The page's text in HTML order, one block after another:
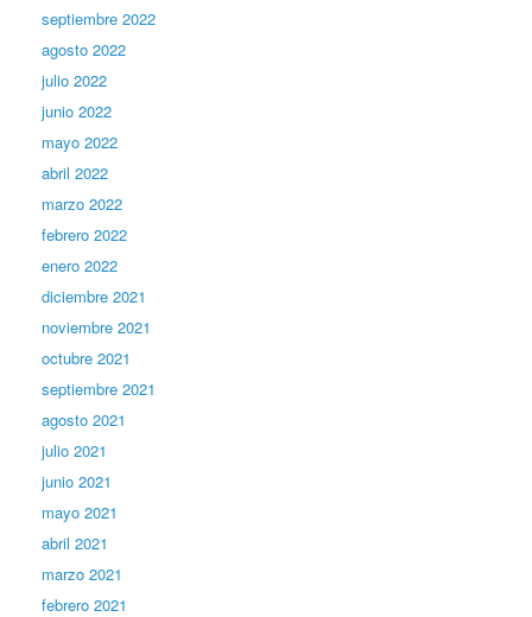
septiembre 2022
agosto 2022
julio 2022
junio 2022
mayo 2022
abril 2022
marzo 2022
febrero 2022
enero 2022
diciembre 2021
noviembre 2021
octubre 2021
septiembre 2021
agosto 2021
julio 2021
junio 2021
mayo 2021
abril 2021
marzo 2021
febrero 2021